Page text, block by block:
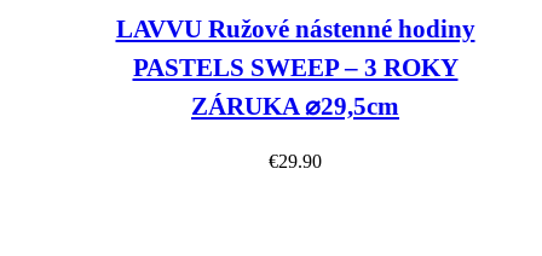
LAVVU Ružové nástenné hodiny
PASTELS SWEEP – 3 ROKY
ZÁRUKA ⌀29,5cm
€29.90